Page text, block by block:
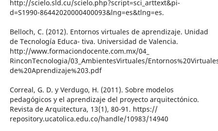
http://scielo.sld.cu/scielo.php?script=sci_arttext&pi-
d=S1990-86442020000400093&lng=es&tlng=es.
Belloch, C. (2012). Entornos virtuales de aprendizaje. Unidad
de Tecnología Educa- tiva. Universidad de Valencia.
http://www.formaciondocente.com.mx/04_
RinconTecnologia/03_AmbientesVirtuales/
de%20Aprendizaje%203.pdf
Correal, G. D. y Verdugo, H. (2011). Sobre modelos
pedagógicos y el aprendizaje del proyecto arquitectónico.
Revista de Arquitectura, 13(1), 80-91. https://
repository.ucatolica.edu.co/handle/10983/14940